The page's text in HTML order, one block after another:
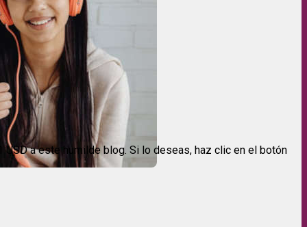
USD a este humilde blog. Si lo deseas, haz clic en el botón